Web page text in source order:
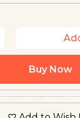
Buy Now